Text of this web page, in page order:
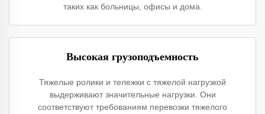
таких как больницы, офисы и дома.
Высокая грузоподъемность
Тяжелые ролики и тележки с тяжелой нагрузкой
выдерживают значительные нагрузки. Они
соответствуют требованиям перевозки тяжелого